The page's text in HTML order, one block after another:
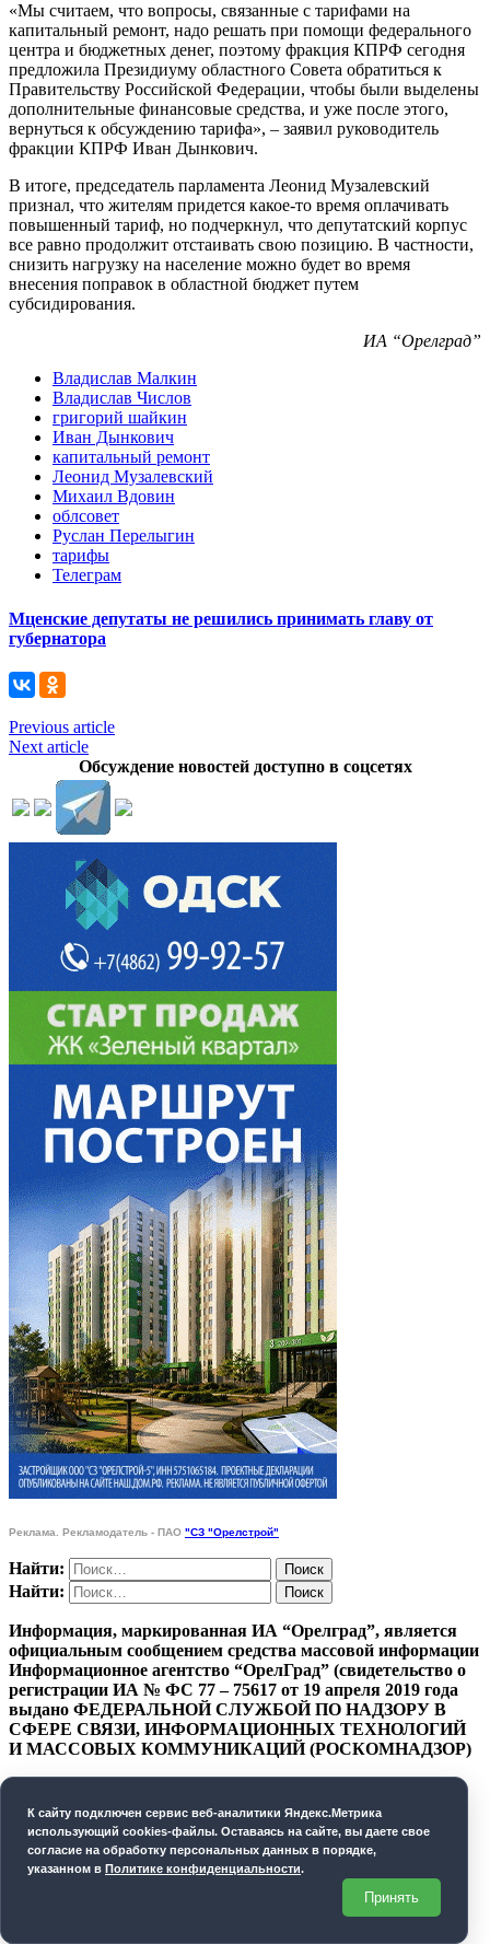
«Мы считаем, что вопросы, связанные с тарифами на
капитальный ремонт, надо решать при помощи федерального
центра и бюджетных денег, поэтому фракция КПРФ сегодня
предложила Президиуму областного Совета обратиться к
Правительству Российской Федерации, чтобы были выделены
дополнительные финансовые средства, и уже после этого,
вернуться к обсуждению тарифа», – заявил руководитель
фракции КПРФ Иван Дынкович.
В итоге, председатель парламента Леонид Музалевский
признал, что жителям придется какое-то время оплачивать
повышенный тариф, но подчеркнул, что депутатский корпус
все равно продолжит отстаивать свою позицию. В частности,
снизить нагрузку на население можно будет во время
внесения поправок в областной бюджет путем
субсидирования.
ИА “Орелград”
Владислав Малкин
Владислав Числов
григорий шайкин
Иван Дынкович
капитальный ремонт
Леонид Музалевский
Михаил Вдовин
облсовет
Руслан Перелыгин
тарифы
Телеграм
Мценские депутаты не решились принимать главу от
губернатора
Previous article
Next article
Обсуждение новостей доступно в соцсетях
Реклама. Рекламодатель - ПАО "СЗ "Орелстрой"
Найти:
Найти:
Информация, маркированная ИА “Орелград”, является
официальным сообщением средства массовой информации
Информационное агентство “ОрелГрад” (свидетельство о
регистрации ИА № ФС 77 – 75617 от 19 апреля 2019 года
выдано ФЕДЕРАЛЬНОЙ СЛУЖБОЙ ПО НАДЗОРУ В
СФЕРЕ СВЯЗИ, ИНФОРМАЦИОННЫХ ТЕХНОЛОГИЙ
И МАССОВЫХ КОММУНИКАЦИЙ (РОСКОМНАДЗОР)
СОГЛАСИЕ НА ОБРАБОТКУ ПЕРСОНАЛЬНЫХ
ДАННЫХ
К cайту подключен сервис веб-аналитики Яндекс.Метрика
использующий cookies-файлы. Оставаясь на сайте, вы даете свое
согласие на обработку персональных данных в порядке,
указанном в Политике конфиденциальности.
Принять